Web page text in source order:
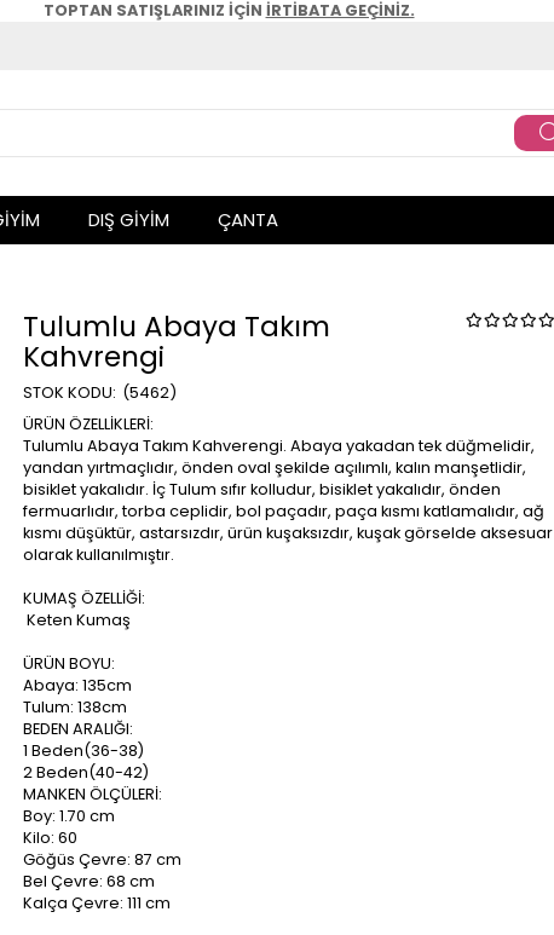
TOPTAN SATIŞLARINIZ İÇİN İRTİBATA GEÇİNİZ.
DIŞ GİYİM ÇANTA
Tulumlu Abaya Takım
Kahvrengi
(5462)
ÜRÜN ÖZELLİKLERİ:
Tulumlu Abaya Takım Kahverengi. Abaya yakadan tek düğmelidir,
yandan yırtmaçlıdır, önden oval şekilde açılımlı, kalın manşetlidir,
bisiklet yakalıdır. İç Tulum sıfır kolludur, bisiklet yakalıdır, önden
fermuarlıdır, torba ceplidir, bol paçadır, paça kısmı katlamalıdır, ağ
kısmı düşüktür, astarsızdır, ürün kuşaksızdır, kuşak görselde aksesuar
olarak kullanılmıştır.
KUMAŞ ÖZELLİĞİ:
Keten Kumaş
ÜRÜN BOYU:
Abaya: 135cm
Tulum: 138cm
BEDEN ARALIĞI:
1 Beden(36-38)
2 Beden(40-42)
MANKEN ÖLÇÜLERİ:
Boy: 1.70 cm
Kilo: 60
Göğüs Çevre: 87 cm
Bel Çevre: 68 cm
Kalça Çevre: 111 cm